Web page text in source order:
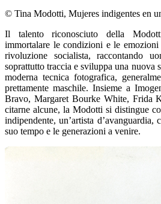
© Tina Modotti, Mujeres indigentes en
Il talento riconosciuto della
immortalare le condizioni e le
rivoluzione socialista, raccontando
soprattutto traccia e sviluppa una nuova
moderna tecnica fotografica,
prettamente maschile. Insieme a
Bravo, Margaret Bourke White, Frida
citarne alcune, la Modotti si distingue
indipendente, un’artista d’avanguardia,
suo tempo e le generazioni a venire.